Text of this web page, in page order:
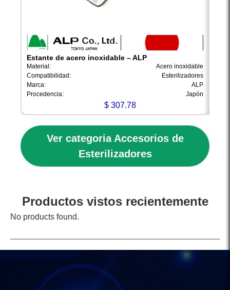
Estante de acero inoxidable – ALP
Material:
Acero inoxidable
Compatibilidad:
Esterilizadores
Marca:
ALP
Procedencia:
Japón
$ 307.78
Ver categoria Accesorios de
Esterilizadores
Productos vistos recientemente
No products found.